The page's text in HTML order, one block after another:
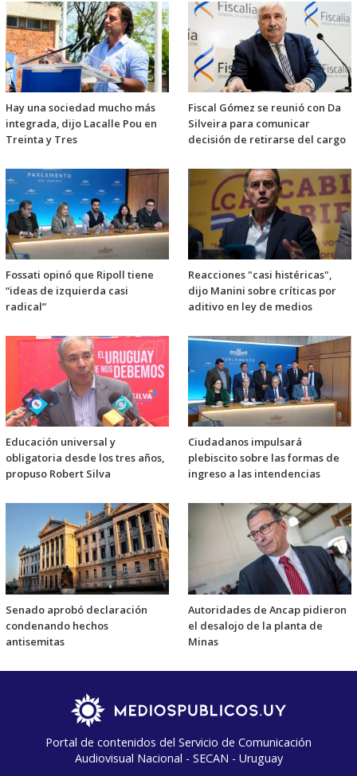
Hay una sociedad mucho más
integrada, dijo Lacalle Pou en
Treinta y Tres
Fiscal Gómez se reunió con Da
Silveira para comunicar
decisión de retirarse del cargo
Fossati opinó que Ripoll tiene
“ideas de izquierda casi
radical”
Reacciones "casi histéricas",
dijo Manini sobre críticas por
aditivo en ley de medios
Educación universal y
obligatoria desde los tres años,
propuso Robert Silva
Ciudadanos impulsará
plebiscito sobre las formas de
ingreso a las intendencias
Senado aprobó declaración
condenando hechos
antisemitas
Autoridades de Ancap pidieron
el desalojo de la planta de
Minas
Portal de contenidos del Servicio de Comunicación
Audiovisual Nacional - SECAN - Uruguay